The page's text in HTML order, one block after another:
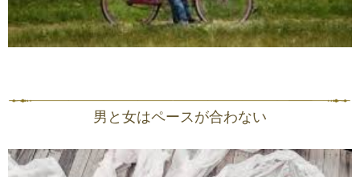
男と女はペースが合わない